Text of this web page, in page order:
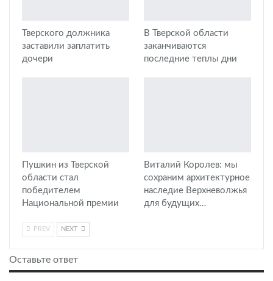
Тверского должника
заставили заплатить
дочери
В Тверской области
заканчиваются
последние теплы дни
Пушкин из Тверской
области стал
победителем
Национальной премии
Виталий Королев: мы
сохраним архитектурное
наследие Верхневолжья
для будущих…
PREV NEXT
Оставьте ответ